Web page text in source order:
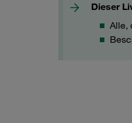
Dieser
Alle,